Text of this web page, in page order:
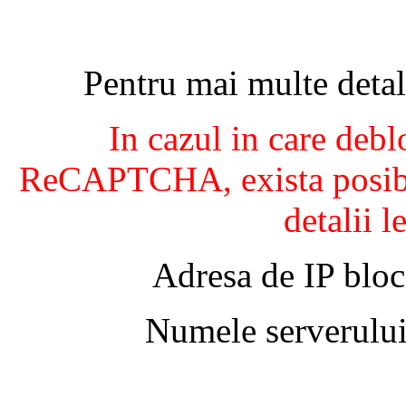
Pentru mai multe
In cazul in care
ReCAPTCHA, exista
detalii
Adresa de IP
Numele